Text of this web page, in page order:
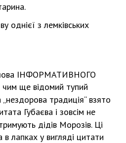
однієї з лемківських
слова ІНФОРМАТИВНОГО
ще відомий тупий
традиція“ взято
Губаєва і зовсім не
дідів Морозів. Ці
лапках у вигляді цитати